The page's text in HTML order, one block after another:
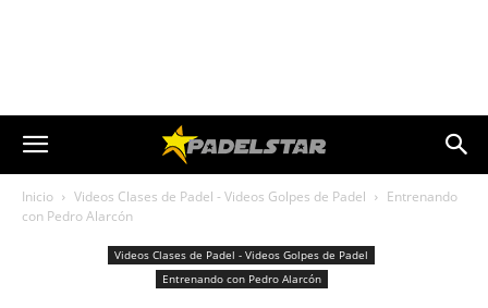
Inicio Videos Clases de Padel - Videos Golpes de Padel
Entrenando
con Pedro Alarcón
Videos Clases de Padel - Videos Golpes de Padel
Entrenando con Pedro Alarcón